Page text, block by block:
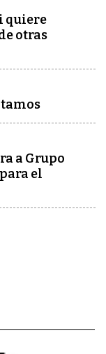
quiere
otras
a Grupo
el